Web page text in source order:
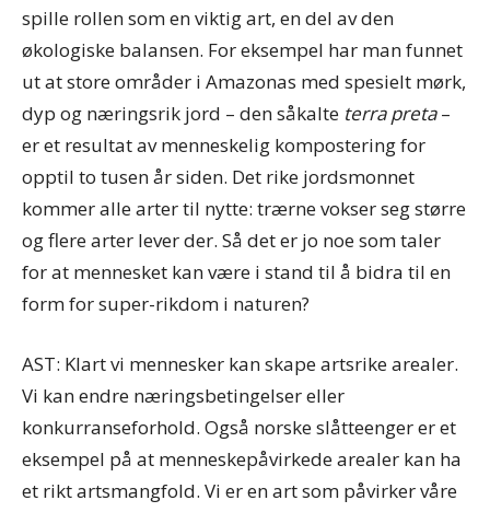
spille rollen som en viktig art, en del av den
økologiske balansen. For eksempel har man funnet
ut at store områder i Amazonas med spesielt mørk,
dyp og næringsrik jord – den såkalte terra preta–
er et resultat av menneskelig kompostering for
opptil to tusen år siden. Det rike jordsmonnet
kommer alle arter til nytte: trærne vokser seg større
og flere arter lever der. Så det er jo noe som taler
for at mennesket kan være i stand til å bidra til en
form for super-rikdom i naturen?
AST: Klart vi mennesker kan skape artsrike arealer.
Vi kan endre næringsbetingelser eller
konkurranseforhold. Også norske slåtteenger er et
eksempel på at menneskepåvirkede arealer kan ha
et rikt artsmangfold. Vi er en art som påvirker våre